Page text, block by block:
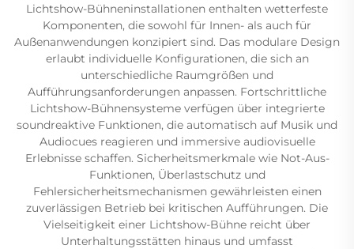
Lichtshow-Bühneninstallationen enthalten wetterfeste
Komponenten, die sowohl für Innen- als auch für
Außenanwendungen konzipiert sind. Das modulare Design
erlaubt individuelle Konfigurationen, die sich an
unterschiedliche Raumgrößen und
Aufführungsanforderungen anpassen. Fortschrittliche
Lichtshow-Bühnensysteme verfügen über integrierte
soundreaktive Funktionen, die automatisch auf Musik und
Audiocues reagieren und immersive audiovisuelle
Erlebnisse schaffen. Sicherheitsmerkmale wie Not-Aus-
Funktionen, Überlastschutz und
Fehlersicherheitsmechanismen gewährleisten einen
zuverlässigen Betrieb bei kritischen Aufführungen. Die
Vielseitigkeit einer Lichtshow-Bühne reicht über
Unterhaltungsstätten hinaus und umfasst